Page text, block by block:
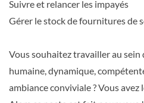
Suivre et relancer les impayés
Gérer le stock de fournitures de
Vous souhaitez travailler au sein
humaine, dynamique,
ambiance conviviale ? Vous avez